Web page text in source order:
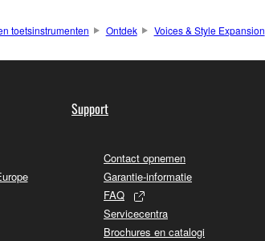
toetsinstrumenten Ontdek Voices & Style Expansion
Support
Contact opnemen
Garantie-informatie
FAQ
Servicecentra
Brochures en catalogi